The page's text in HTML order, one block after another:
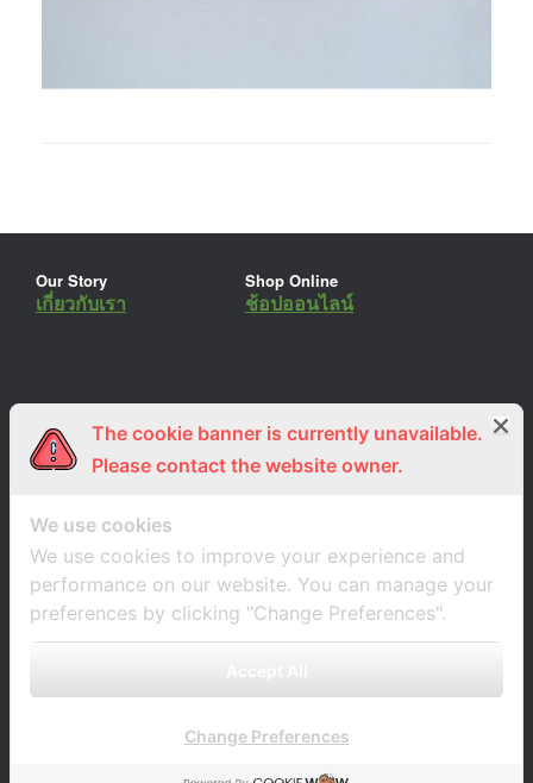
Our Story
เกี่ยวกับเรา
Shop Online
ช้อปออนไลน์
ร่วมงานกับเรา
สมัครงาน
Lemon Farm Cafe
ร้านอาหารอินทรีย์
The cookie banner is currently unavailable.
Please contact the website owner.
We use cookies
We use cookies to improve your experience and
performance on our website. You can manage your
preferences by clicking "Change Preferences".
Change Preferences